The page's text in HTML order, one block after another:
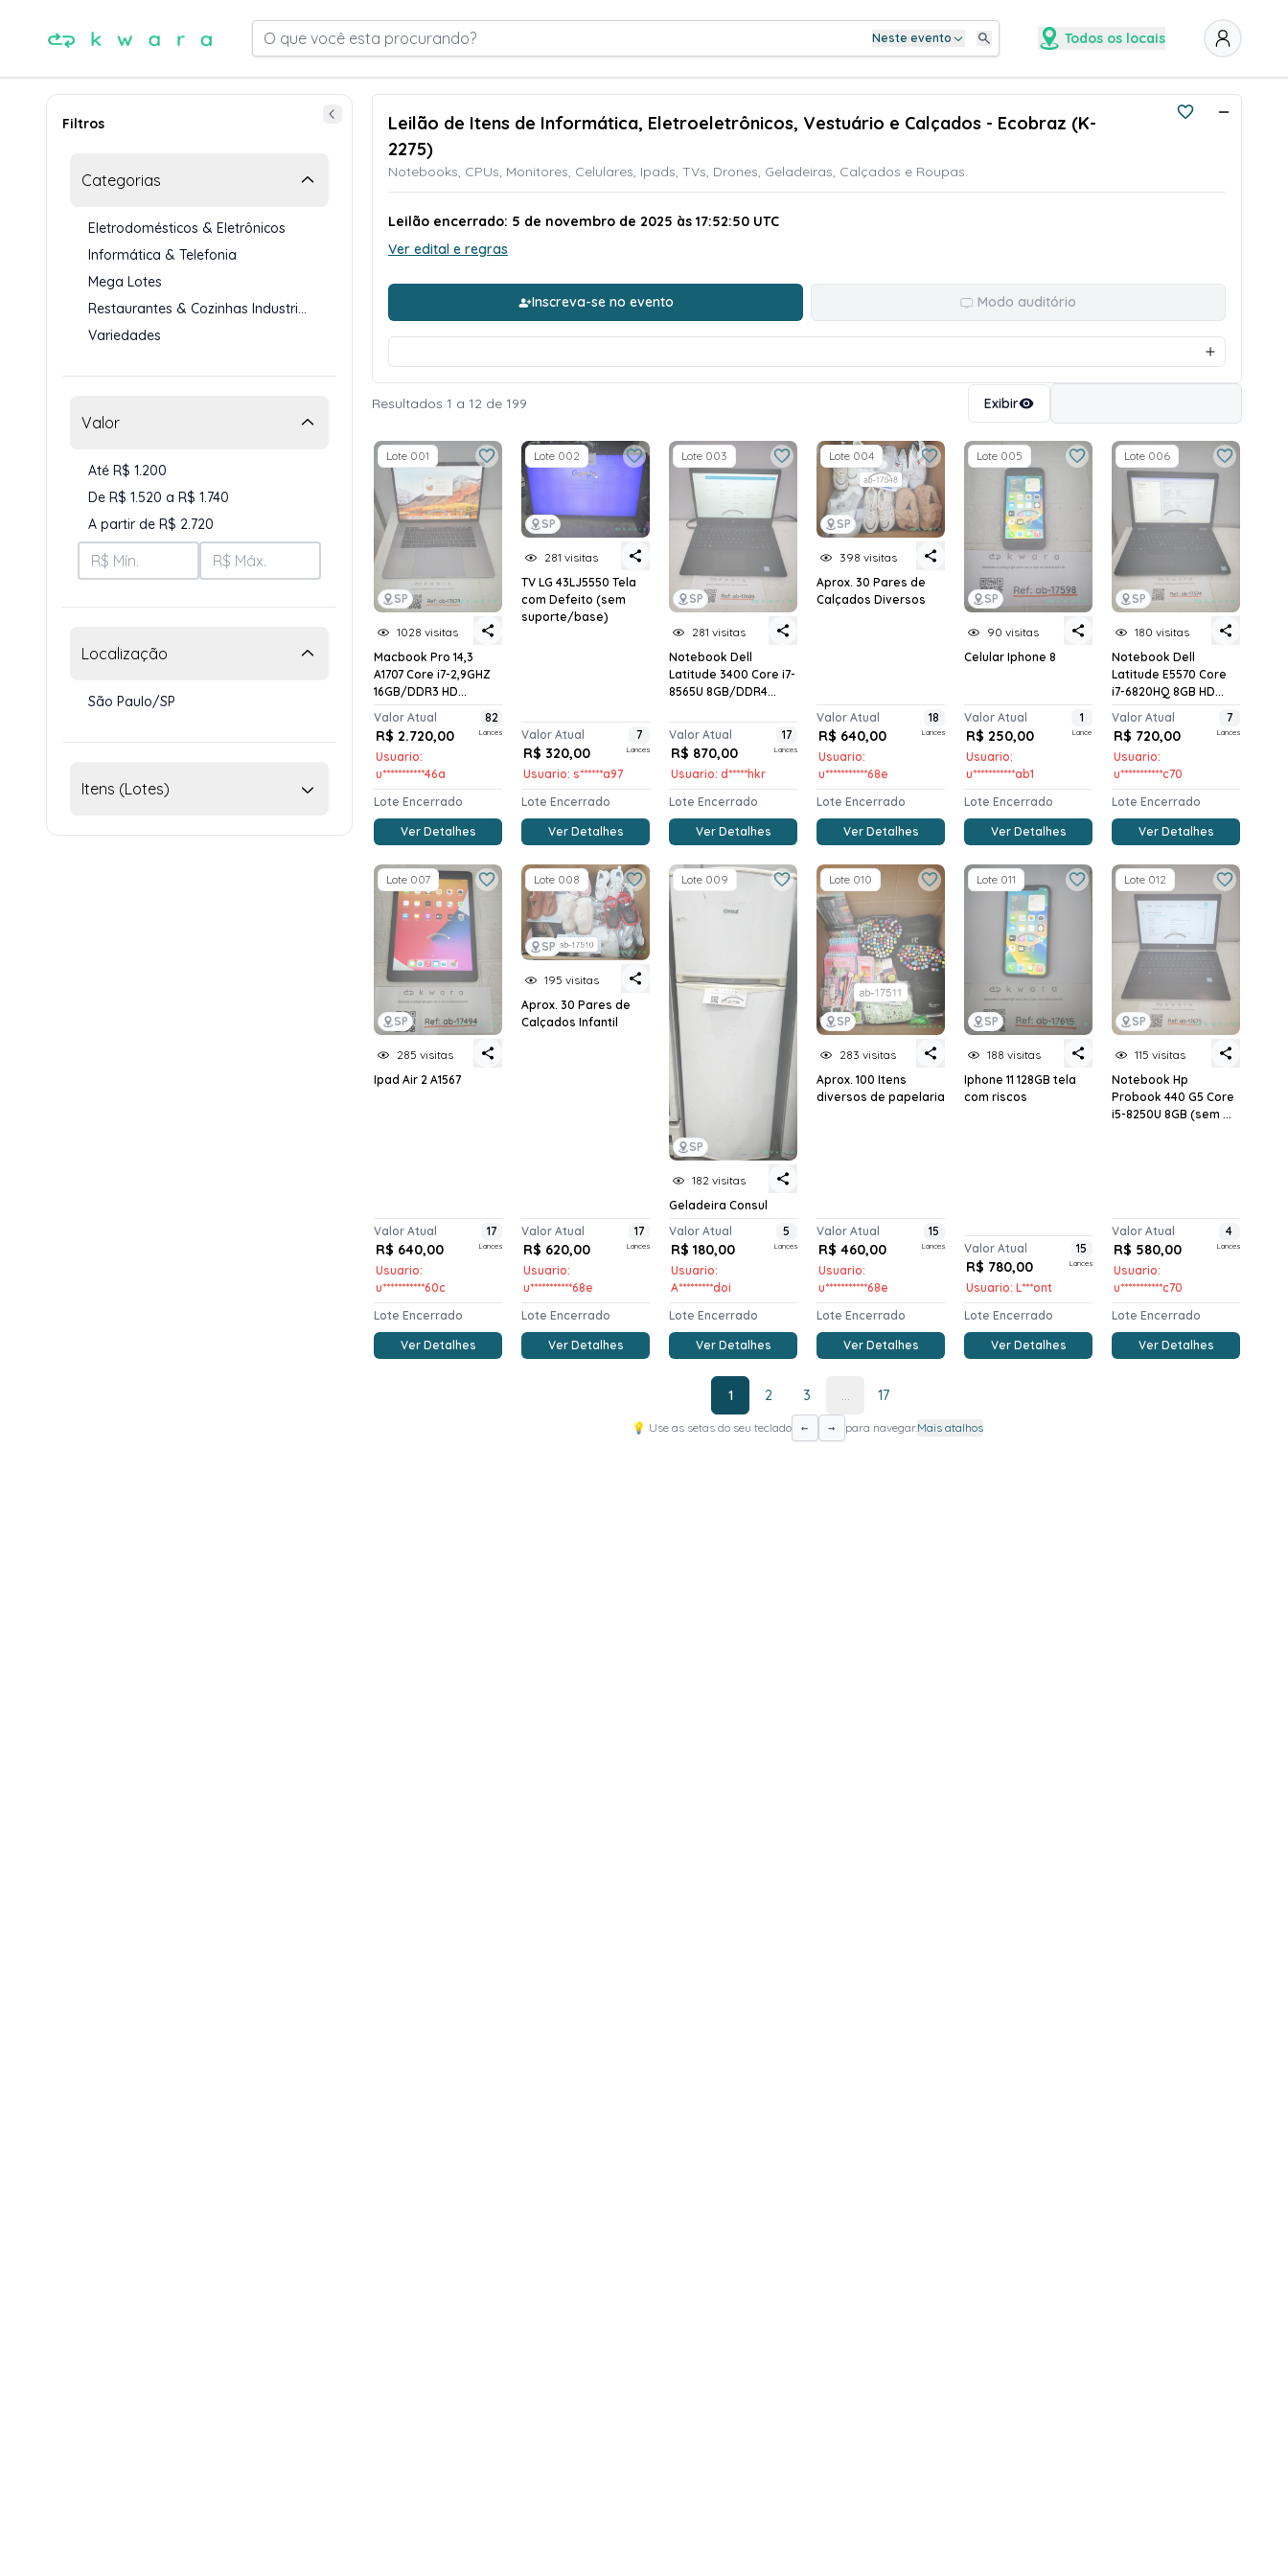
O que você esta procurando? Neste evento Todos os locais
Filtros
Categorias
Eletrodomésticos & Eletrônicos
Informática & Telefonia
Mega Lotes
Restaurantes & Cozinhas Industriais
Variedades
Valor
Até R$ 1.200
De R$ 1.520 a R$ 1.740
A partir de R$ 2.720
Localização
São Paulo/SP
Itens (Lotes)
Leilão de Itens de Informática, Eletroeletrônicos, Vestuário e Calçados - Ecobraz (K-
2275)
Notebooks, CPUs, Monitores, Celulares, Ipads, TVs, Drones, Geladeiras, Calçados e Roupas.
Leilão encerrado: 5 de novembro de 2025 às 17:52:50 UTC
Ver edital e regras
Inscreva-se no evento Modo auditório
Resultados 1 a 12 de 199 Exibir
SP
Lote 001
1028 visitas
Macbook Pro 14,3
A1707 Core i7-2,9GHZ
16GB/DDR3 HD...
Valor Atual
R$ 2.720,00
Usuario:
u***********46a
82
Lances
Lote Encerrado
Ver Detalhes
SP
Lote 002
281 visitas
TV LG 43LJ5550 Tela
com Defeito (sem
suporte/base)
Valor Atual
R$ 320,00
Usuario: s******a97
7
Lances
Lote Encerrado
Ver Detalhes
SP
Lote 003
281 visitas
Notebook Dell
Latitude 3400 Core i7-
8565U 8GB/DDR4...
Valor Atual
R$ 870,00
Usuario: d*****hkr
17
Lances
Lote Encerrado
Ver Detalhes
SP
Lote 004
398 visitas
Aprox. 30 Pares de
Calçados Diversos
Valor Atual
R$ 640,00
Usuario:
u***********68e
18
Lances
Lote Encerrado
Ver Detalhes
SP
Lote 005
90 visitas
Celular Iphone 8
Valor Atual
R$ 250,00
Usuario:
u***********ab1
1
Lance
Lote Encerrado
Ver Detalhes
SP
Lote 006
180 visitas
Notebook Dell
Latitude E5570 Core
i7-6820HQ 8GB HD...
Valor Atual
R$ 720,00
Usuario:
u***********c70
7
Lances
Lote Encerrado
Ver Detalhes
SP
Lote 007
285 visitas
Ipad Air 2 A1567
Valor Atual
R$ 640,00
Usuario:
u***********60c
17
Lances
Lote Encerrado
Ver Detalhes
SP
Lote 008
195 visitas
Aprox. 30 Pares de
Calçados Infantil
Valor Atual
R$ 620,00
Usuario:
u***********68e
17
Lances
Lote Encerrado
Ver Detalhes
SP
Lote 009
182 visitas
Geladeira Consul
Valor Atual
R$ 180,00
Usuario:
A*********doi
5
Lances
Lote Encerrado
Ver Detalhes
SP
Lote 010
283 visitas
Aprox. 100 Itens
diversos de papelaria
Valor Atual
R$ 460,00
Usuario:
u***********68e
15
Lances
Lote Encerrado
Ver Detalhes
SP
Lote 011
188 visitas
Iphone 11 128GB tela
com riscos
Valor Atual
R$ 780,00
Usuario: L***ont
15
Lances
Lote Encerrado
Ver Detalhes
SP
Lote 012
115 visitas
Notebook Hp
Probook 440 G5 Core
i5-8250U 8GB (sem ...
Valor Atual
R$ 580,00
Usuario:
u***********c70
4
Lances
Lote Encerrado
Ver Detalhes
1 2 3 ... 17
💡 Use as setas do seu teclado ← → para navegar.Mais atalhos